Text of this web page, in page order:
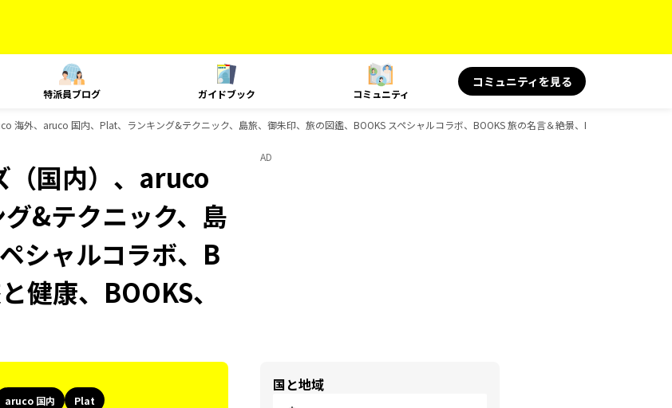
特派員ブログ ガイドブック コミュニティ
コミュニティを見る
海外、aruco 国内、Plat、ランキング&テクニック、島旅、御朱印、旅の図鑑、BOOKS スペシャルコラボ、BOOKS 旅の名言＆絶景、BOOKS 旅と健康
（国内）、aruco
&テクニック、島
シャルコラボ、B
健康、BOOKS、
aruco 国内
Plat
AD
国と地域